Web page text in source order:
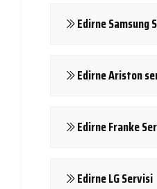
Edirne Samsung
Edirne Ariston
Edirne Franke
Edirne LG Servisi